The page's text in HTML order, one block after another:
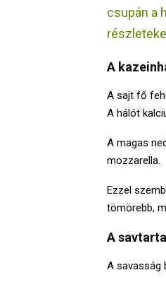
csupán a
A
A sajt fő
A hálót
A magas
mozzarella.
Ezzel
tömörebb,
A
A savasság